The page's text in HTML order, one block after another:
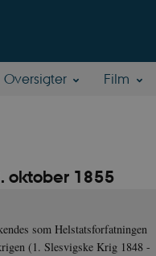
Oversigter Film
oktober 1855
som Helstatsforfatningen
(1. Slesvigske Krig 1848 -